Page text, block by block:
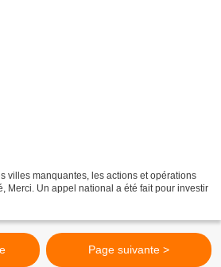
villes manquantes, les actions et opérations
Merci. Un appel national a été fait pour investir
Page suivante >